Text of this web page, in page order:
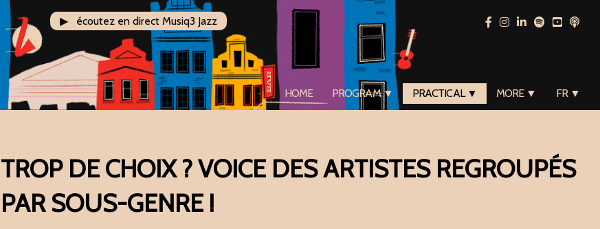
HOME PROGRAM ▼ PRACTICAL ▼ MORE ▼ FR ▼
▶ écoutez en direct Musiq3 Jazz
TROP DE CHOIX ? VOICE DES ARTISTES REGROUPÉS
PAR SOUS-GENRE !